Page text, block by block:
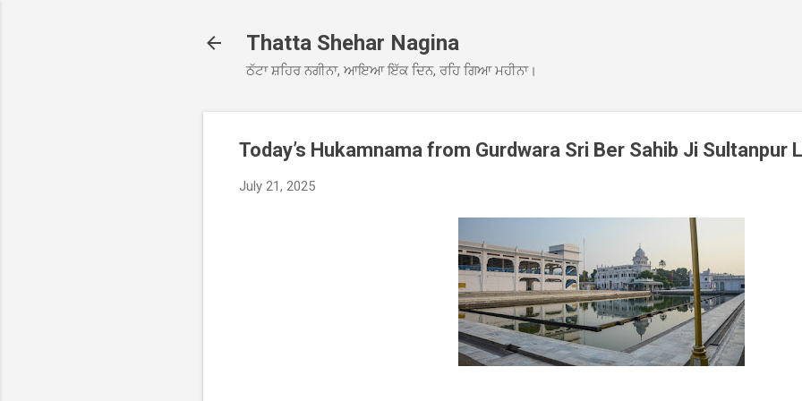
Thatta Shehar Nagina
ਠੱਟਾ ਸ਼ਹਿਰ ਨਗੀਨਾ, ਆਇਆ ਇੱਕ ਦਿਨ, ਰਹਿ ਗਿਆ ਮਹੀਨਾ।
Today’s Hukamnama from Gurdwara Sri Ber Sahib Ji Sultanpur
July 21, 2025